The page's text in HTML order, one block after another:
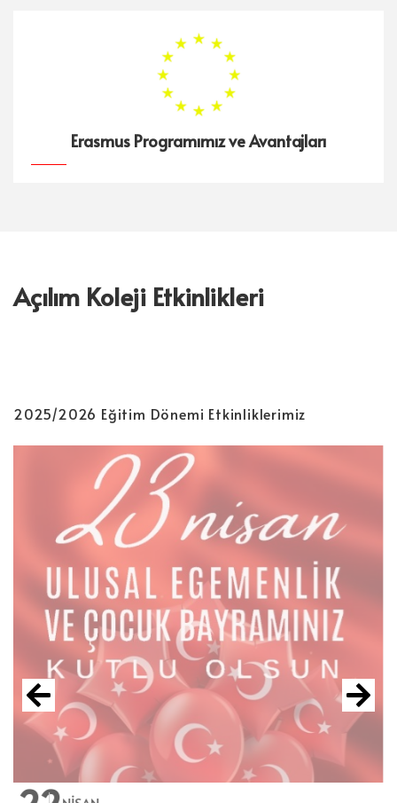
Erasmus Programımız ve Avantajları
Açılım Koleji Etkinlikleri
2025/2026 Eğitim Dönemi Etkinliklerimiz